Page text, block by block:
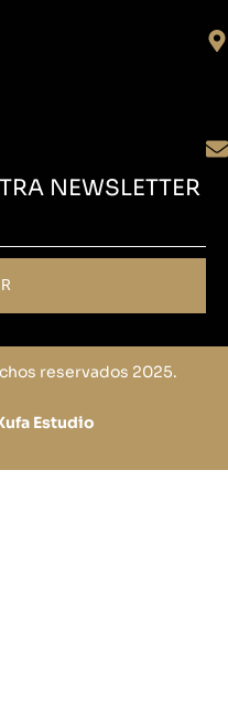
NEWSLETTER
reservados 2025.
Estudio